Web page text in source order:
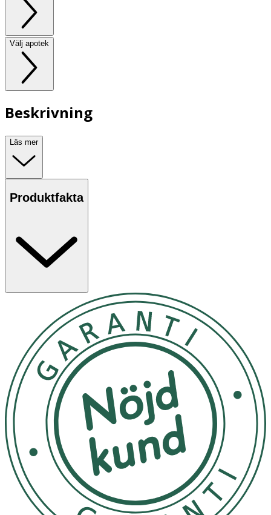
Välj apotek
Beskrivning
Läs mer
Produktfakta